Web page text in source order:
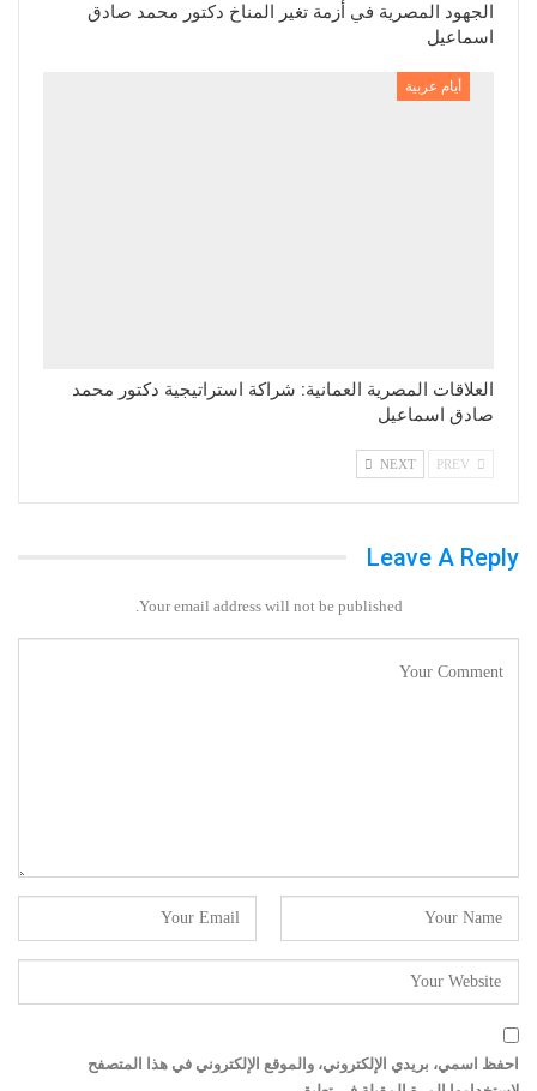
الجهود المصرية في أزمة تغير المناخ دكتور محمد صادق
اسماعيل
أيام عربية
العلاقات المصرية العمانية: شراكة استراتيجية دكتور محمد
صادق اسماعيل
NEXT
Leave A Reply
Your email address will not be published.
احفظ اسمي، بريدي الإلكتروني، والموقع الإلكتروني في هذا المتصفح